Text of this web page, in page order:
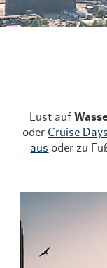
Lust auf
oder Cruise Days
aus oder zu